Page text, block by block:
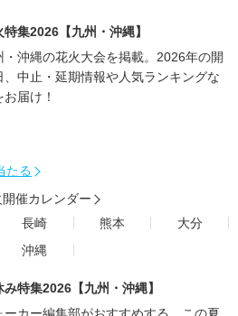
特集2026【九州・沖縄】
・沖縄の花火大会を掲載。2026年の開
、中止・延期情報や人気ランキングな
お届け！
たる
催カレンダー
長崎 熊本
大分
沖縄
み特集2026【九州・沖縄】